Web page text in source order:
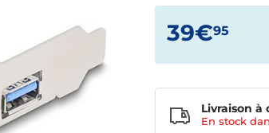
39€95
Livraison à
En stock